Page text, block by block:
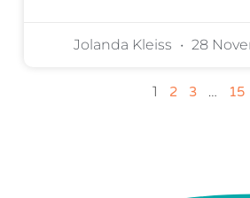
Jolanda Kleiss 28
1 2 3 … 15